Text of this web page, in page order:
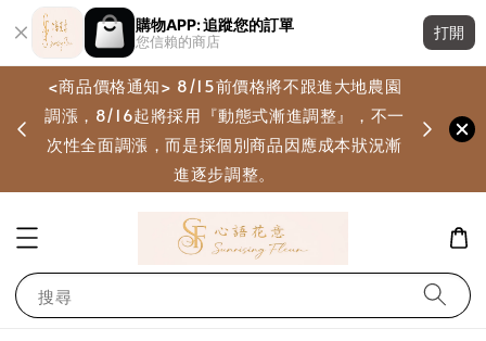
購物APP: 追蹤您的訂單
您信賴的商店
打開
<商品價格通知> 8/15前價格將不跟進大地農園
調漲，8/16起將採用『動態式漸進調整』，不一
次性全面調漲，而是採個別商品因應成本狀況漸
進逐步調整。
搜尋